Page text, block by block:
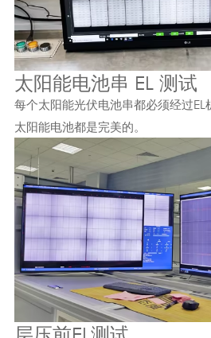
太阳能电池串 EL 测试
每个太阳能光伏电池串都必须经过
太阳能电池都是完美的。
层压前EL测试